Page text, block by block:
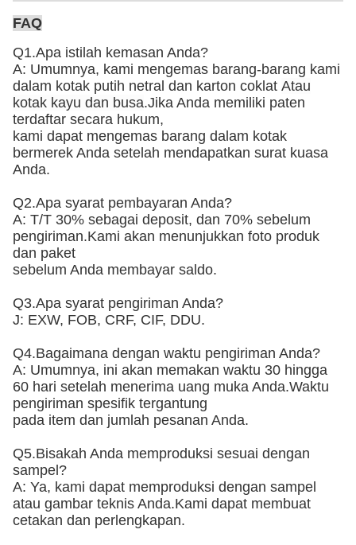
FAQ
Q1.Apa istilah kemasan Anda?
A: Umumnya, kami mengemas barang-barang kami
dalam kotak putih netral dan karton coklat Atau
kotak kayu dan busa.Jika Anda memiliki paten
terdaftar secara hukum,
kami dapat mengemas barang dalam kotak
bermerek Anda setelah mendapatkan surat kuasa
Anda.
Q2.Apa syarat pembayaran Anda?
A: T/T 30% sebagai deposit, dan 70% sebelum
pengiriman.Kami akan menunjukkan foto produk
dan paket
sebelum Anda membayar saldo.
Q3.Apa syarat pengiriman Anda?
J: EXW, FOB, CRF, CIF, DDU.
Q4.Bagaimana dengan waktu pengiriman Anda?
A: Umumnya, ini akan memakan waktu 30 hingga
60 hari setelah menerima uang muka Anda.Waktu
pengiriman spesifik tergantung
pada item dan jumlah pesanan Anda.
Q5.Bisakah Anda memproduksi sesuai dengan
sampel?
A: Ya, kami dapat memproduksi dengan sampel
atau gambar teknis Anda.Kami dapat membuat
cetakan dan perlengkapan.